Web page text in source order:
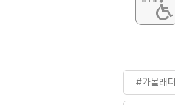
#가볼래터